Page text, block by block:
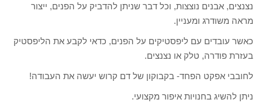
נצנצים, אבנים נוצצות, וכל דבר שניתן להדביק על הפנים, ייצור
מראה משודרג ומעניין.
כאשר עובדים עם ליפסטיקים על הפנים, כדאי לקבע את הליפסטיק
בעזרת פודרה, טלק או נצנצים.
לחובבי אפקט הפחד- בקבוקון של דם קרוש יעשה את העבודה!
ניתן להשיג בחנויות איפור מקצועי.